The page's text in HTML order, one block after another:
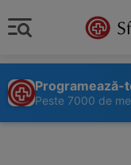
Programează-
Peste 7000 de